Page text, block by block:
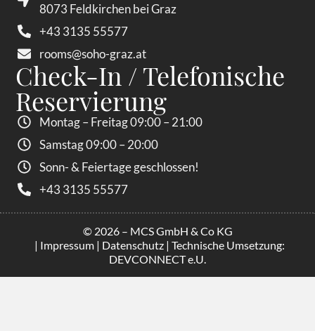
8073 Feldkirchen bei Graz
+43 3135 55577
rooms@soho-graz.at
Check-In / Telefonische
Reservierung
Montag – Freitag 09:00 – 21:00
Samstag 09:00 – 20:00
Sonn- & Feiertage geschlossen!
+43 3135 55577
© 2026 – MCS GmbH & Co KG
| Impressum | Datenschutz | Technische Umsetzung:
DEVCONNECT e.U.